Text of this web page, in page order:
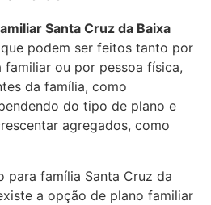
Santa Cruz da Baixa
podem ser feitos tanto por
familiar ou por pessoa física,
da família, como
do tipo de plano e
agregados, como
para família Santa Cruz da
a opção de plano familiar